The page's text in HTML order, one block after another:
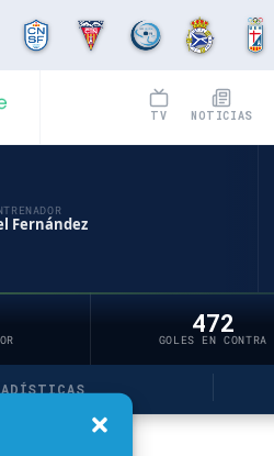
TV NOTICIAS
Fernández
472
GOLES EN CONTRA